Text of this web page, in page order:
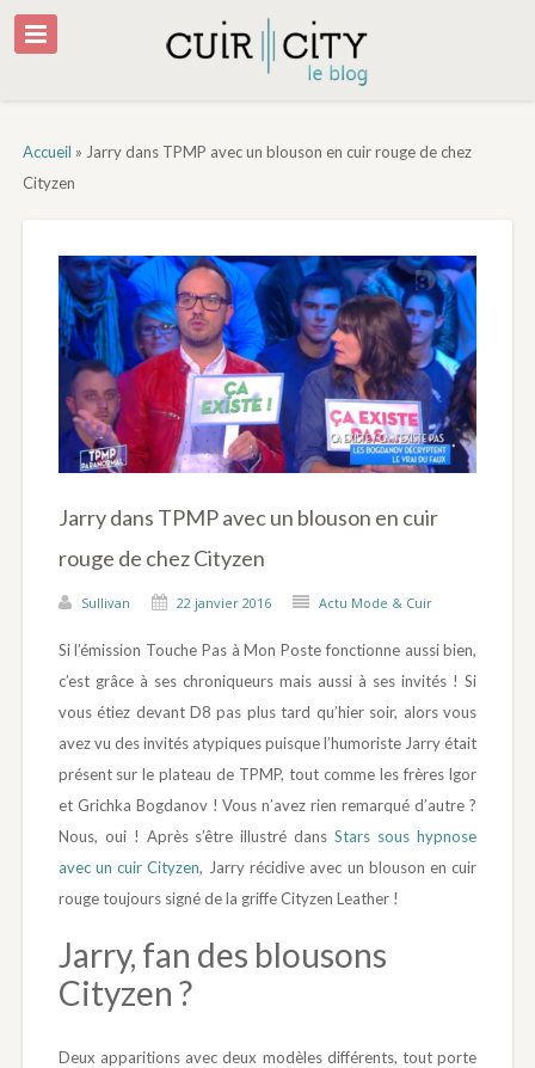
Accueil » Jarry dans TPMP avec un blouson en cuir rouge de chez
Cityzen
Jarry dans TPMP avec un blouson en cuir
rouge de chez Cityzen
Sullivan 22 janvier 2016 Actu Mode & Cuir
Si l’émission Touche Pas à Mon Poste fonctionne aussi bien,
c’est grâce à ses chroniqueurs mais aussi à ses invités ! Si
vous étiez devant D8 pas plus tard qu’hier soir, alors vous
avez vu des invités atypiques puisque l’humoriste Jarry était
présent sur le plateau de TPMP, tout comme les frères Igor
et Grichka Bogdanov ! Vous n’avez rien remarqué d’autre ?
Nous, oui ! Après s’être illustré dansStars sous hypnose
avec un cuir Cityzen, Jarry récidive avec un blouson en cuir
rouge toujours signé de la griffe Cityzen Leather !
Jarry, fan des blousons
Cityzen ?
Deux apparitions avec deux modèles différents, tout porte